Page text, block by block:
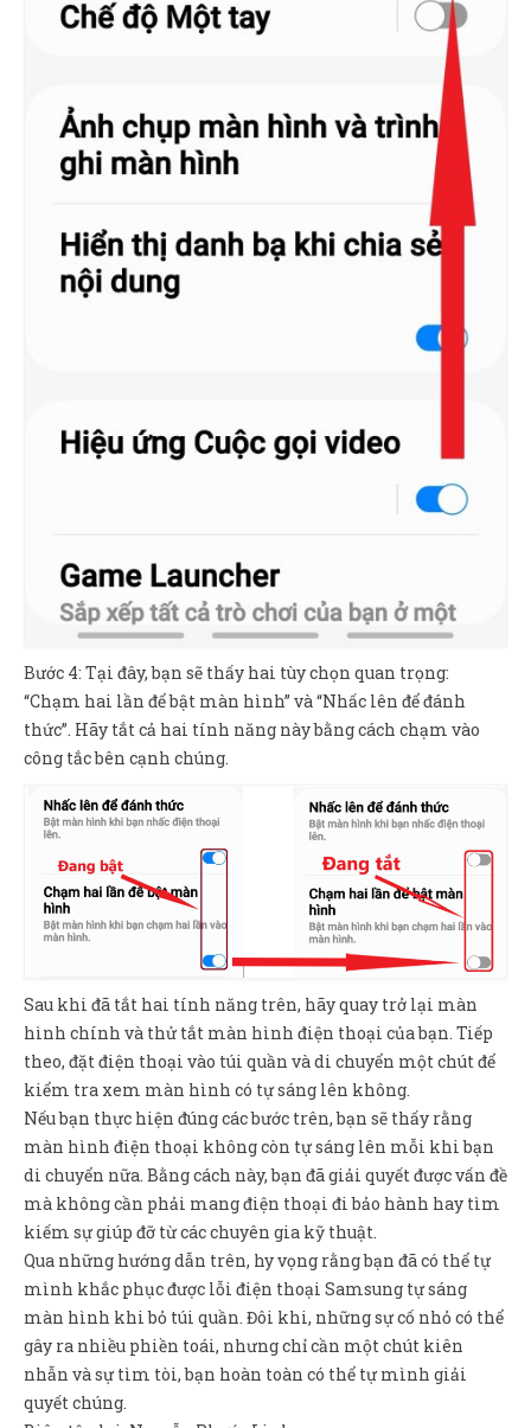
Bước 4: Tại đây, bạn sẽ thấy hai tùy chọn quan trọng:
“Chạm hai lần để bật màn hình” và “Nhấc lên để đánh
thức”. Hãy tắt cả hai tính năng này bằng cách chạm vào
công tắc bên cạnh chúng.
Sau khi đã tắt hai tính năng trên, hãy quay trở lại màn
hình chính và thử tắt màn hình điện thoại của bạn. Tiếp
theo, đặt điện thoại vào túi quần và di chuyển một chút để
kiểm tra xem màn hình có tự sáng lên không.
Nếu bạn thực hiện đúng các bước trên, bạn sẽ thấy rằng
màn hình điện thoại không còn tự sáng lên mỗi khi bạn
di chuyển nữa. Bằng cách này, bạn đã giải quyết được vấn đề
mà không cần phải mang điện thoại đi bảo hành hay tìm
kiếm sự giúp đỡ từ các chuyên gia kỹ thuật.
Qua những hướng dẫn trên, hy vọng rằng bạn đã có thể tự
mình khắc phục được lỗi điện thoại Samsung tự sáng
màn hình khi bỏ túi quần. Đôi khi, những sự cố nhỏ có thể
gây ra nhiều phiền toái, nhưng chỉ cần một chút kiên
nhẫn và sự tìm tòi, bạn hoàn toàn có thể tự mình giải
quyết chúng.